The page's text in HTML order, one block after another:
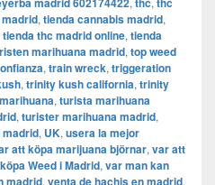
, tienda cannabis madrid,
tienda thc madrid online, tienda
marihuana madrid, top weed
, train wreck, triggeration
, trinity kush california, trinity
, turista marihuana
, turister marihuana madrid,
, UK, usera la mejor
att köpa marijuana björnar, var att
Weed i Madrid, var man kan
madrid, venta de hachis en madrid,